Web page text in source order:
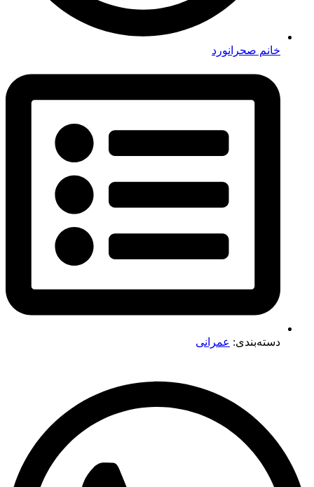
خانم صحرانورد
دسته‌بندی: عمرانی